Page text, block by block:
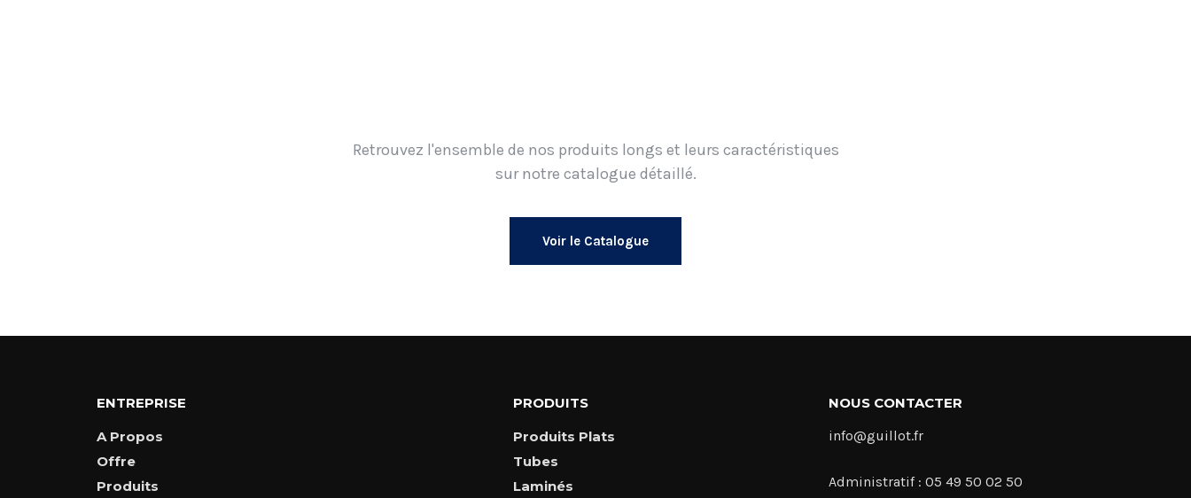
Retrouvez l'ensemble de nos produits longs et leurs caractéristiques
sur notre catalogue détaillé.
Voir le Catalogue
ENTREPRISE
A Propos
Offre
Produits
PRODUITS
Produits Plats
Tubes
Laminés
NOUS CONTACTER
info@guillot.fr
Administratif : 05 49 50 02 50